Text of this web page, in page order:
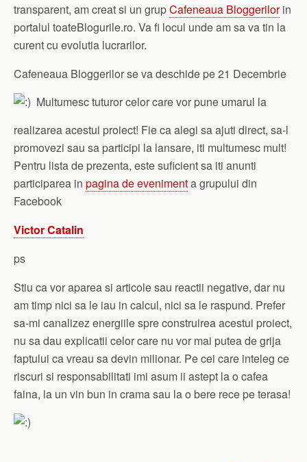
transparent, am creat si un grupCafeneaua Bloggerilorin
portalul toateBlogurile.ro. Va fi locul unde am sa va tin la
curent cu evolutia lucrarilor.
Cafeneaua Bloggerilor se va deschide pe 21 Decembrie
Multumesc tuturor celor care vor pune umarul la
realizarea acestui proiect! Fie ca alegi sa ajuti direct, sa-l
promovezi sau sa participi la lansare, iti multumesc mult!
Pentru lista de prezenta, este suficient sa iti anunti
participarea in pagina de evenimenta grupului din
Facebook
Victor Catalin
ps
Stiu ca vor aparea si articole sau reactii negative, dar nu
am timp nici sa le iau in calcul, nici sa le raspund. Prefer
sa-mi canalizez energiile spre construirea acestui proiect,
nu sa dau explicatii celor care nu vor mai putea de grija
faptului ca vreau sa devin milionar. Pe cei care inteleg ce
riscuri si responsabilitati imi asum ii astept la o cafea
faina, la un vin bun in crama sau la o bere rece pe terasa!